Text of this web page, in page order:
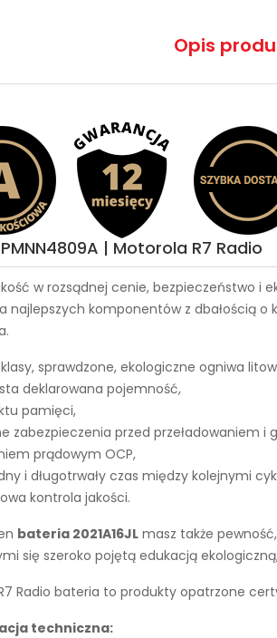
Opis
| Motorola R7 Radio
w rozsądnej cenie, bezpieczeństwo i
najlepszych komponentów z dbałością
klasy, sprawdzone, ekologiczne ogniwa
deklarowana pojemność,
pamięci,
zabezpieczenia przed przeładowaniem i
prądowym OCP,
i długotrwały czas między kolejnymi
kontrola jakości.
bateria 2021A16JL masz także
się szeroko pojętą edukacją
Radio bateria to produkty opatrzone
techniczna: